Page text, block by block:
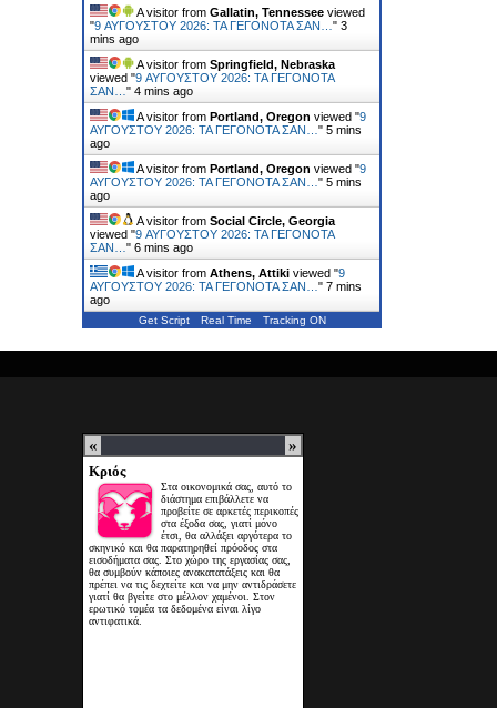
A visitor from Gallatin, Tennessee viewed
"9 ΑΥΓΟΥΣΤΟΥ 2026: ΤΑ ΓΕΓΟΝΟΤΑ ΣΑΝ… " 3
mins ago
A visitor from Springfield, Nebraska
viewed "9 ΑΥΓΟΥΣΤΟΥ 2026: ΤΑ ΓΕΓΟΝΟΤΑ
ΣΑΝ… " 4 mins ago
A visitor from Portland, Oregon viewed "9
ΑΥΓΟΥΣΤΟΥ 2026: ΤΑ ΓΕΓΟΝΟΤΑ ΣΑΝ… " 5 mins
ago
A visitor from Portland, Oregon viewed "9
ΑΥΓΟΥΣΤΟΥ 2026: ΤΑ ΓΕΓΟΝΟΤΑ ΣΑΝ… " 5 mins
ago
A visitor from Social Circle, Georgia
viewed "9 ΑΥΓΟΥΣΤΟΥ 2026: ΤΑ ΓΕΓΟΝΟΤΑ
ΣΑΝ… " 6 mins ago
A visitor from Athens, Attiki viewed "9
ΑΥΓΟΥΣΤΟΥ 2026: ΤΑ ΓΕΓΟΝΟΤΑ ΣΑΝ… " 7 mins
ago
Get Script Real Time Tracking ON